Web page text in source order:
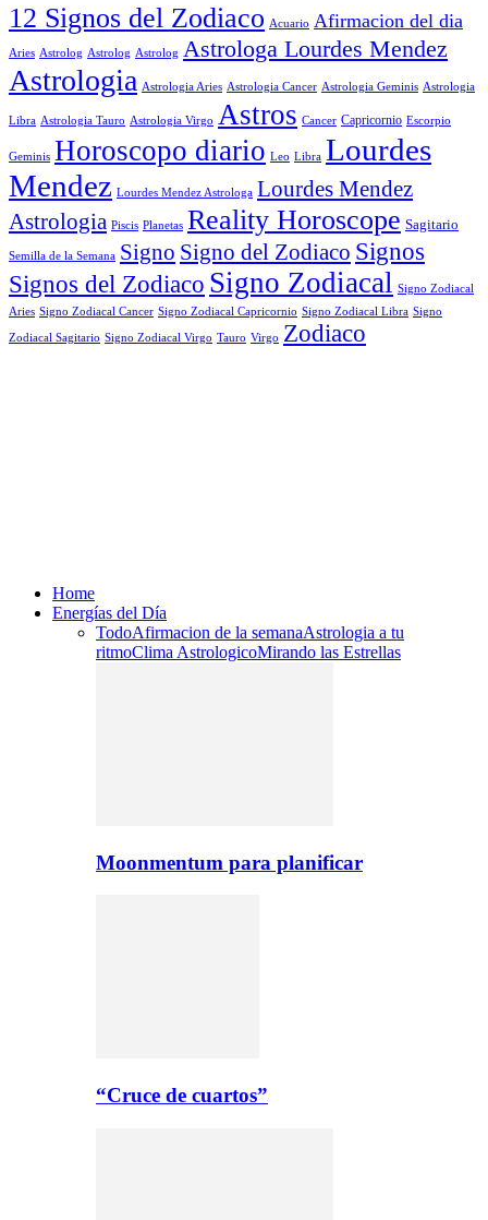
12 Signos del Zodiaco Acuario Afirmacion del dia
Aries Astrolog Astrolog Astrolog Astrologa Lourdes Mendez
Astrologia Astrologia Aries Astrologia Cancer Astrologia Geminis Astrologia
Libra Astrologia Tauro Astrologia Virgo Astros Cancer Capricornio Escorpio
Geminis Horoscopo diario Leo Libra Lourdes
Mendez Lourdes Mendez Astrologa Lourdes Mendez
Astrologia Piscis Planetas Reality Horoscope Sagitario
Semilla de la Semana Signo Signo del Zodiaco Signos
Signos del Zodiaco Signo Zodiacal Signo Zodiacal
Aries Signo Zodiacal Cancer Signo Zodiacal Capricornio Signo Zodiacal Libra Signo
Zodiacal Sagitario Signo Zodiacal Virgo Tauro Virgo Zodiaco
Home
Energías del Día
TodoAfirmacion de la semanaAstrologia a tu
ritmoClima AstrologicoMirando las Estrellas
Moonmentum para planificar
“Cruce de cuartos”